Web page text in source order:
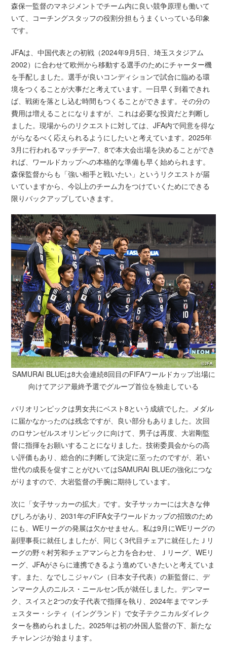
森保一監督のマネジメントでチーム内に良い競争原理も働いて
いて、コーチングスタッフの役割分担もうまくいっている印象
です。
JFAは、中国代表との初戦（2024年9月5日、埼玉スタジアム
2002）に合わせて欧州から移動する選手のためにチャーター機
を手配しました。選手が良いコンディションで試合に臨める環
境をつくることが大事だと考えています。一日早く到着できれ
ば、戦術を落とし込む時間もつくることができます。その分の
費用は増えることになりますが、これは必要な投資だと判断し
ました。現場からのリクエストに対しては、JFA内で同意を得な
がらなるべく応えられるようにしたいと考えています。2025年
3月に行われるマッチデー7、8で本大会出場を決めることができ
れば、ワールドカップへの本格的な準備も早く始められます。
森保監督からも「強い相手と戦いたい」というリクエストが届
いていますから、今以上のチーム力をつけていくためにできる
限りバックアップしていきます。
SAMURAI BLUEは8大会連続8回目のFIFAワールドカップ出場に
向けてアジア最終予選でグループ首位を独走している
パリオリンピックは男女共にベスト8という成績でした。メダル
に届かなかったのは残念ですが、良い部分もありました。次回
のロサンゼルスオリンピックに向けて、男子は再度、大岩剛監
督に指揮をお願いすることになりました。技術委員会からの高
い評価もあり、総合的に判断して決定に至ったのですが、若い
世代の成長を促すことがひいてはSAMURAI BLUEの強化につな
がりますので、大岩監督の手腕に期待しています。
次に「女子サッカーの拡大」です。女子サッカーには大きな伸
びしろがあり、2031年のFIFA女子ワールドカップの招致のため
にも、WEリーグの発展は欠かせません。私は9月にWEリーグの
副理事長に就任しましたが、同じく3代目チェアに就任したＪリ
ーグの野々村芳和チェアマンらと力を合わせ、Ｊリーグ、WEリ
ーグ、JFAがさらに連携できるよう進めていきたいと考えていま
す。また、なでしこジャパン（日本女子代表）の新監督に、デ
ンマーク人のニルス・ニールセン氏が就任しました。デンマー
ク、スイスと2つの女子代表で指揮を執り、2024年までマンチ
ェスター・シティ（イングランド）で女子テクニカルダイレク
ターを務められました。2025年は初の外国人監督の下、新たな
チャレンジが始まります。